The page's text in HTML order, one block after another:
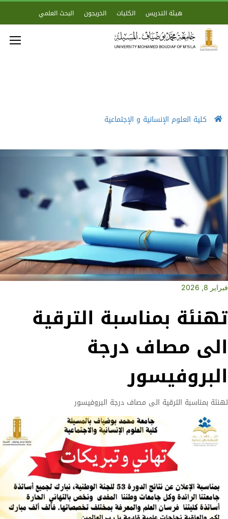
هيئة التدريس الكليات الخريجون البحث العلمي
كلية العلوم الإنسانية و الإجتماعية
فبراير 8, 2026
تهنئة بمناسبة الترقية
الى مصاف درجة
البروفيسور
تهنئة بمناسبة الترقية الى مصاف درجة البروفيسور